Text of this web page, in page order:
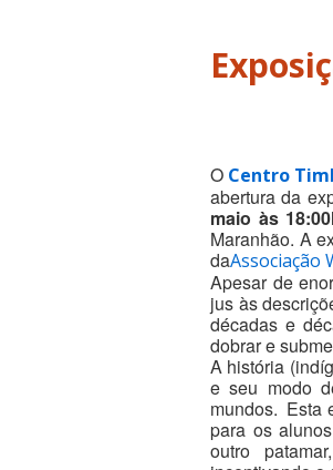
O Centro
abertura da
maio às
Maranhão. A
daAssociação
Apesar de
jus às
décadas e
dobrar e
A história
e seu modo
mundos. Esta
para os
outro